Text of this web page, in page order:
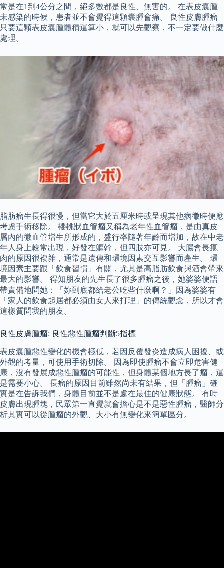
常是在1到4公分之間，絕多數都是良性、無害的。 在表皮囊腫
未感染的時候，患者並不會覺得這顆囊腫會痛。 良性皮膚腫瘤
只要這顆表皮囊腫體積還算小，就可以先觀察，不一定要做什麼
處理。
脂肪瘤生長得很慢，但當它大於五厘米時或呈現其他病徵時便應
考慮手術移除。 櫻桃狀血管瘤又稱為老年性血管瘤，是由真皮
層內的微血管增生所形成的，盛行率隨著年齡而增加，故在中老
年人身上較常出現，好發在軀幹，但四肢亦可見。 大腸會長瘜
肉的原因很複雜，通常是遺傳和環境因素交互影響而產生。 環
境因素主要跟「飲食習慣」有關，尤其是高脂肪飲食與酒會帶來
最大的影響。 得知朋友的先生長了很多腫瘤之後，她婆婆便語
帶責備地問她：「妳到底都給老公吃些什麼啊？」因為婆婆有
「家人的飲食起居都必須由女人來打理」的傳統觀念，所以才會
這樣質問我的朋友。
良性皮膚腫瘤: 良性惡性腫瘤判斷5指標
表皮囊腫惡性變化的機會極低，若因反覆發炎造成病人困擾、或
外觀的考量，可使用手術切除。 因為即使腫瘤不會立即危害健
康，沒有發展成惡性腫瘤的可能性，但身體某個地方長了瘤，還
是需要小心。 長瘤的原因目前雖然尚未有結果，但「腫瘤」確
實是在告訴我們，身體目前並不是處在最佳的健康狀態。 有時
皮膚出現腫塊，民眾第一直覺就會擔心是不是惡性腫瘤，醫師分
析其實可以從腫瘤的外觀、大小有無變化來簡單區分。